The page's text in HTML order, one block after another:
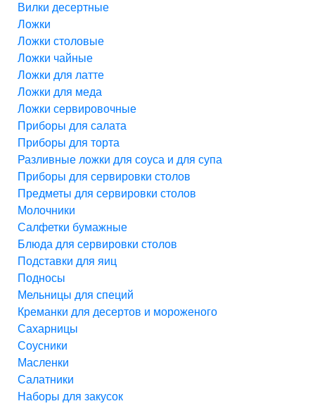
Вилки десертные
Ложки
Ложки столовые
Ложки чайные
Ложки для латте
Ложки для меда
Ложки сервировочные
Приборы для салата
Приборы для торта
Разливные ложки для соуса и для супа
Приборы для сервировки столов
Предметы для сервировки столов
Молочники
Салфетки бумажные
Блюда для сервировки столов
Подставки для яиц
Подносы
Мельницы для специй
Креманки для десертов и мороженого
Сахарницы
Соусники
Масленки
Салатники
Наборы для закусок